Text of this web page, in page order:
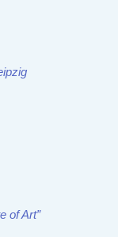
of Art”